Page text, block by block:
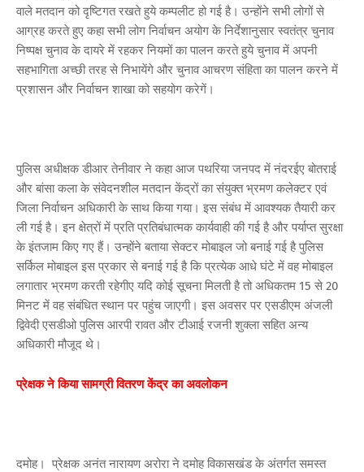
वाले मतदान को दृष्टिगत रखते हुये कम्पलीट हो गई है। उन्होंने सभी लोगों से
आग्रह करते हुए कहा सभी लोग निर्वाचन अयोग के निर्देशानुसार स्वतंत्र चुनाव
निष्पक्ष चुनाव के दायरे में रहकर नियमों का पालन करते हुये चुनाव में अपनी
सहभागिता अच्छी तरह से निभायेंगे और चुनाव आचरण संहिता का पालन करने में
प्रशासन और निर्वाचन शाखा को सहयोग करेगें।
पुलिस अधीक्षक डीआर तेनीवार ने कहा आज पथरिया जनपद में नंदरईए बोतराई
और बांसा कला के संवेदनशील मतदान केंद्रों का संयुक्त भ्रमण कलेक्टर एवं
जिला निर्वाचन अधिकारी के साथ किया गया। इस संबंध में आवश्यक तैयारी कर
ली गई है। इन क्षेत्रों में प्रति प्रतिबंधात्मक कार्यवाही की गई है और पर्याप्त सुरक्षा
के इंतजाम किए गए हैं। उन्होंने बताया सेक्टर मोबाइल जो बनाई गई है पुलिस
सर्किल मोबाइल इस प्रकार से बनाई गई है कि प्रत्येक आधे घंटे में वह मोबाइल
लगातार भ्रमण करती रहेगीए यदि कोई सूचना मिलती है तो अधिकतम 15 से 20
मिनट में वह संबंधित स्थान पर पहुंच जाएगी। इस अवसर पर एसडीएम अंजली
द्विवेदी एसडीओ पुलिस आरपी रावत और टीआई रजनी शुक्ला सहित अन्य
अधिकारी मौजूद थे।
प्रेक्षक ने किया सामग्री वितरण केंद्र का अवलोकन
दमोह। प्रेक्षक अनंत नारायण अरोरा ने दमोह विकासखंड के अंतर्गत समस्त